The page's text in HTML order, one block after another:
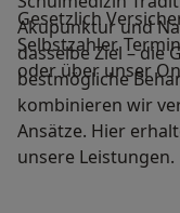
Gesetzlich
Selbstzahler.
oder über unser
Akupunktur und
dasselbe Ziel – die
bestmögliche
kombinieren wir
Ansätze. Hier
unsere Leistungen.